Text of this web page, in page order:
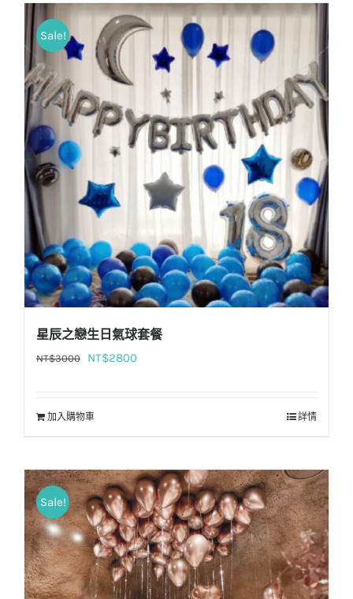
Sale!
星辰之戀生日氣球套餐
NT$3000
原
格：
NT$2800
加入購物車 詳情
Sale!